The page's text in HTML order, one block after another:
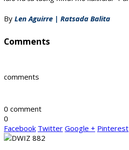
By Len Aguirre | Ratsada Balita
Comments
comments
0 comment
0
Facebook Twitter Google + Pinterest